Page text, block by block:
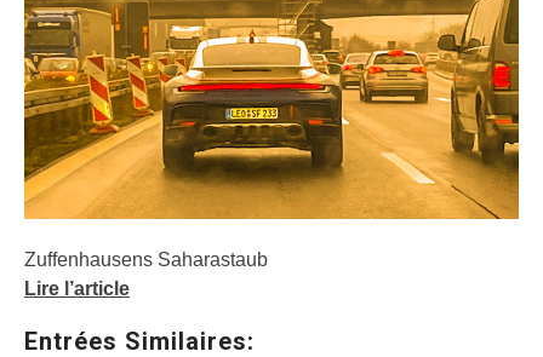
Zuffenhausens Saharastaub
Lire l’article
Entrées Similaires: